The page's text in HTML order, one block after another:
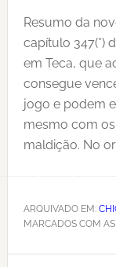
Resumo da
capítulo 347(*)
em Teca, que
consegue
jogo e podem
mesmo com
maldição. No
ARQUIVADO EM:
MARCADOS COM AS